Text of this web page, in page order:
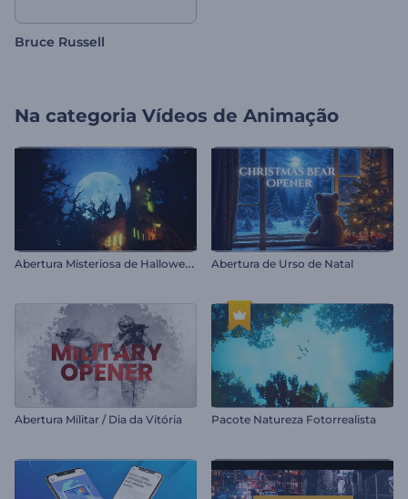
Bruce Russell
Na categoria Vídeos de Animação
A
bertura Misteriosa de Halloween Abertura de Urso de Natal
Abertura Militar / Dia da Vitória Pacote Natureza Fotorrealista